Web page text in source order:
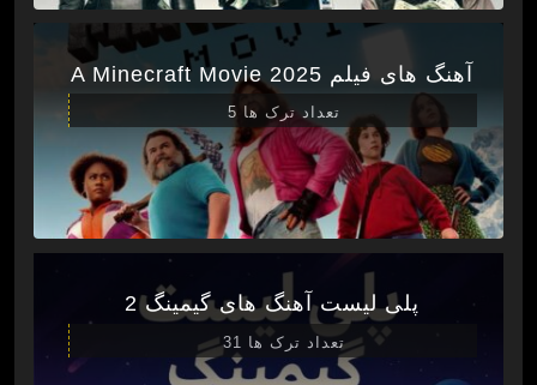
آهنگ های فیلم A Minecraft Movie 2025
تعداد ترک ها 5
پلی لیست آهنگ های گیمینگ 2
تعداد ترک ها 31